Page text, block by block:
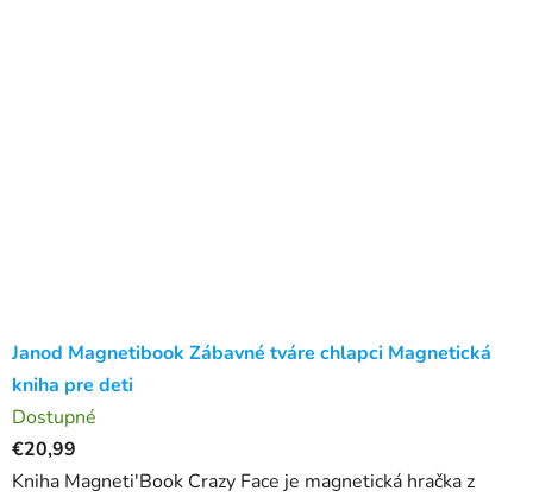
Janod Magnetibook Zábavné tváre chlapci Magnetická
kniha pre deti
Dostupné
€20,99
Kniha Magneti'Book Crazy Face je magnetická hračka z